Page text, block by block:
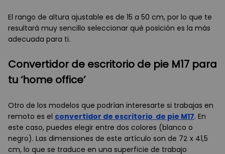
El rango de altura ajustable es de 15 a 50 cm, por lo que te
resultará muy sencillo seleccionar qué posición es la más
adecuada para ti.
Convertidor de escritorio de pie M17 para
tu ‘home office’
Otro de los modelos que podrían interesarte si trabajas en
remoto es el convertidor de escritorio de pie M17. En
este caso, puedes elegir entre dos colores (blanco o
negro). Las dimensiones de este artículo son de 72 x 41,5
cm, lo que se traduce en una superficie de trabajo